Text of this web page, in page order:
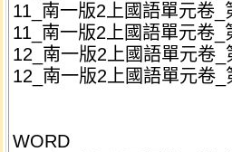
11_南一版2上國語單元卷
11_南一版2上國語單元卷
12_南一版2上國語單元卷
12_南一版2上國語單元卷
WORD